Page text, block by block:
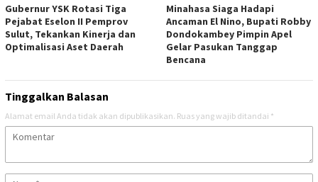
Gubernur YSK Rotasi Tiga
Pejabat Eselon II Pemprov
Sulut, Tekankan Kinerja dan
Optimalisasi Aset Daerah
Minahasa Siaga Hadapi
Ancaman El Nino, Bupati Robby
Dondokambey Pimpin Apel
Gelar Pasukan Tanggap
Bencana
Tinggalkan Balasan
Alamat email Anda tidak akan dipublikasikan. Ruas yang wajib ditandai *